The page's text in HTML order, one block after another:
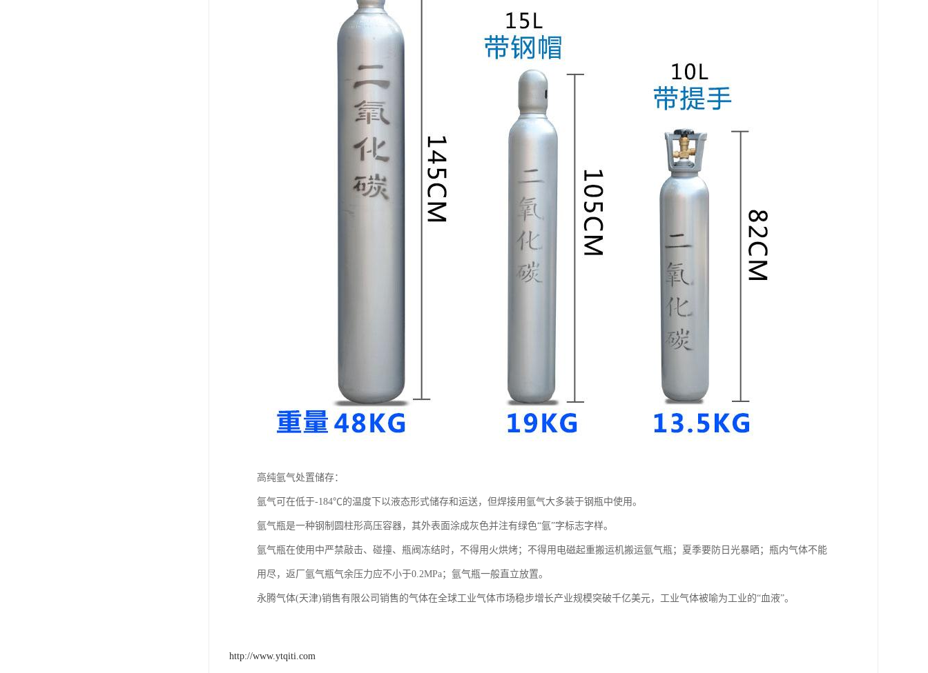
高纯氩气处置储存：
氩气可在低于-184℃的温度下以液态形式储存和运送，但焊接用氩气大多装于钢瓶中使用。
氩气瓶是一种钢制圆柱形高压容器，其外表面涂成灰色并注有绿色“氩”字标志字样。
氩气瓶在使用中严禁敲击、碰撞、瓶阀冻结时，不得用火烘烤；不得用电磁起重搬运机搬运氩气瓶；夏季要防日光暴晒；瓶内气体不能
用尽，返厂氩气瓶气余压力应不小于0.2MPa；氩气瓶一般直立放置。
永腾气体(天津)销售有限公司销售的气体在全球工业气体市场稳步增长产业规模突破千亿美元，工业气体被喻为工业的“血液”。
http://www.ytqiti.com